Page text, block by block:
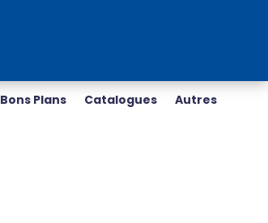
Bons Plans Catalogues
Autres